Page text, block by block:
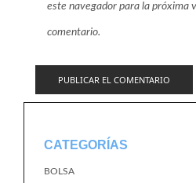
este navegador para la próxima
comentario.
CATEGORÍAS
BOLSA